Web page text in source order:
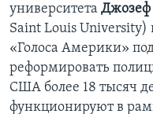
университета
Saint Louis University)
«Голоса Америки»
реформировать
США более 18 тысяч
функционируют в